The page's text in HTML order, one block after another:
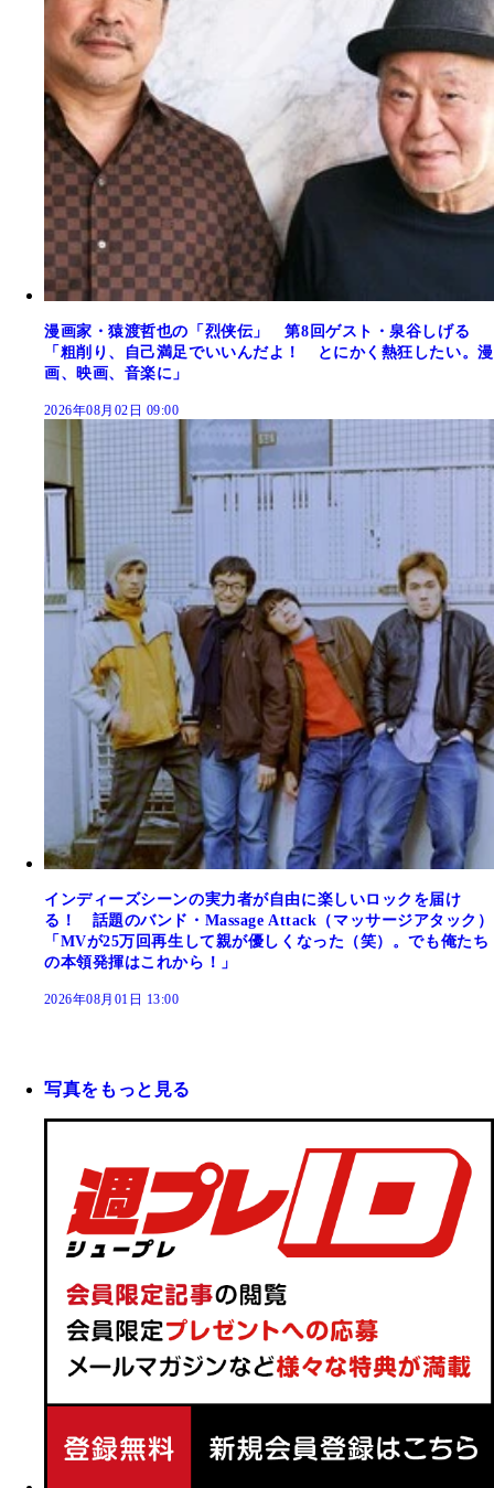
漫画家・猿渡哲也の「烈侠伝」 第8回ゲスト・泉谷しげる
「粗削り、自己満足でいいんだよ！ とにかく熱狂したい。漫
画、映画、音楽に」
2026年08月02日 09:00
インディーズシーンの実力者が自由に楽しいロックを届け
る！ 話題のバンド・Massage Attack（マッサージアタック）
「MVが25万回再生して親が優しくなった（笑）。でも俺たち
の本領発揮はこれから！」
2026年08月01日 13:00
写真をもっと見る